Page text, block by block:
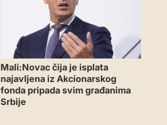
Mali:Novac čija je isplata
najavljena iz Akcionarskog
fonda pripada svim građanima
Srbije